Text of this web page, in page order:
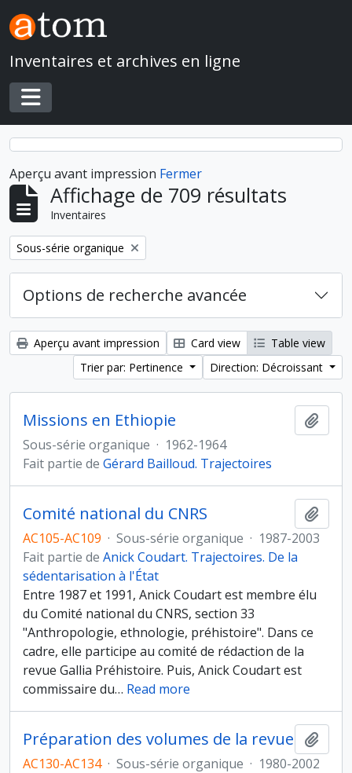
Skip to main content
Inventaires et archives en ligne
Toggle navigation
Aperçu avant impression Fermer
Affichage de 709 résultats
Inventaires
Remove filter:
Sous-série organique
Options de recherche avancée
Aperçu avant impression Card view
Table view
Trier par: Pertinence
Direction: Décroissant
Missions en Ethiopie
Sous-série organique · 1962-1964
Fait partie de Gérard Bailloud. Trajectoires
Comité national du CNRS
AC105-AC109 · Sous-série organique · 1987-2003
Fait partie de Anick Coudart. Trajectoires. De la
sédentarisation à l'État
Entre 1987 et 1991, Anick Coudart est membre élu
du Comité national du CNRS, section 33
"Anthropologie, ethnologie, préhistoire". Dans ce
cadre, elle participe au comité de rédaction de la
revue Gallia Préhistoire. Puis, Anick Coudart est
commissaire du… Read more
Préparation des volumes de la revue
AC130-AC134 · Sous-série organique · 1980-2002